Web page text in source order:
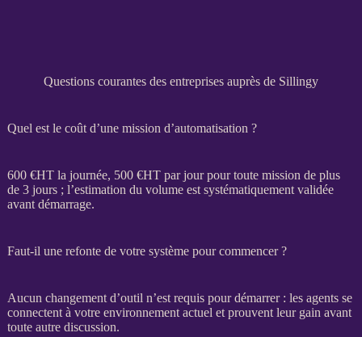
Questions courantes des entreprises auprès de Sillingy
Quel est le coût d’une mission d’automatisation ?
600 €HTla journée, 500 €HTpar jour pour toute mission de plus
de 3 jours ; l’estimation du volume est systématiquement validée
avant démarrage.
Faut-il une refonte de votre système pour commencer ?
Aucun changement d’outil n’est requis pour démarrer : les agentsse
connectent à votre environnement actuel et prouvent leur gain avant
toute autre discussion.